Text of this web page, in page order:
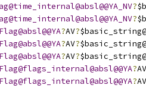
?
?
?AV?
?AV?
?AV?
?AV
?AV